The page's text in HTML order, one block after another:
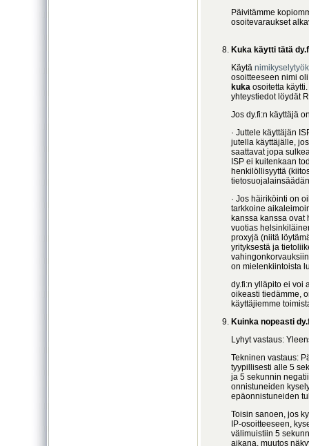
Päivitämme
osoitevaraukset
Kuka käytti tätä
Käytä
osoitteeseen nimi
kuka osoitetta
yhteystiedot löydät
Jos dy.fi:n käyttäjä
· Juttele käyttäjän
jutella käyttäjälle,
saattavat jopa
ISP ei kuitenkaan
henkilöllisyyttä
· Jos häiriköinti on
tarkkoine
kanssa kanssa
vuotias
proxyjä (niitä
yrityksestä ja
on mielenkiintoista
dy.fi:n ylläpito ei voi
oikeasti tiedämme,
käyttäjiemme
Kuinka nopeasti
Lyhyt vastaus:
Tekninen vastaus:
tyypillisesti alle 5
ja 5 sekunnin
onnistuneiden
epäonnistuneiden
Toisin sanoen, jos
IP-osoitteeseen,
välimuistiin 5
aikana, muutos